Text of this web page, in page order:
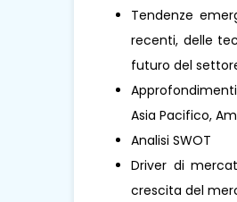
Tendenze
recenti, delle
futuro del
Asia Pacifico,
Analisi SWOT
Driver di
crescita del